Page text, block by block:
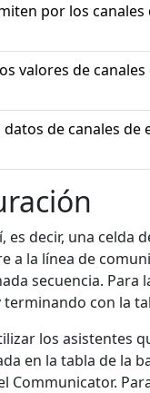
por los canales
valores de
de canales de
decir, una celda
a la línea de
secuencia. Para
terminando con la
los asistentes
en la tabla de la